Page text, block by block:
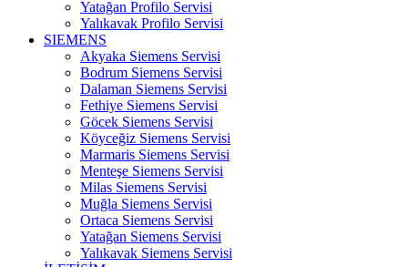
Yatağan Profilo Servisi
Yalıkavak Profilo Servisi
SIEMENS
Akyaka Siemens Servisi
Bodrum Siemens Servisi
Dalaman Siemens Servisi
Fethiye Siemens Servisi
Göcek Siemens Servisi
Köyceğiz Siemens Servisi
Marmaris Siemens Servisi
Menteşe Siemens Servisi
Milas Siemens Servisi
Muğla Siemens Servisi
Ortaca Siemens Servisi
Yatağan Siemens Servisi
Yalıkavak Siemens Servisi